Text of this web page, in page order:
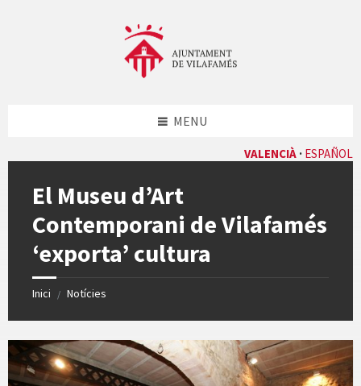
VALENCIÀ ESPAÑOL
MENU
El Museu d’Art
Contemporani de Vilafamés
‘exporta’ cultura
Inici / Notícies